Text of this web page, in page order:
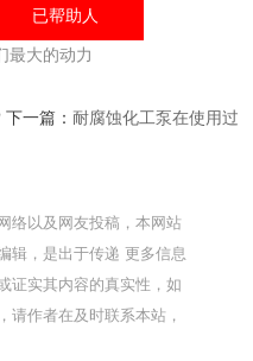
已帮助 人
最大的动力
下一篇： 耐腐蚀化工泵在使用过
络以及网友投稿，本网站
辑，是出于传递 更多信息
证实其内容的真实性，如
请作者在及时联系本站，